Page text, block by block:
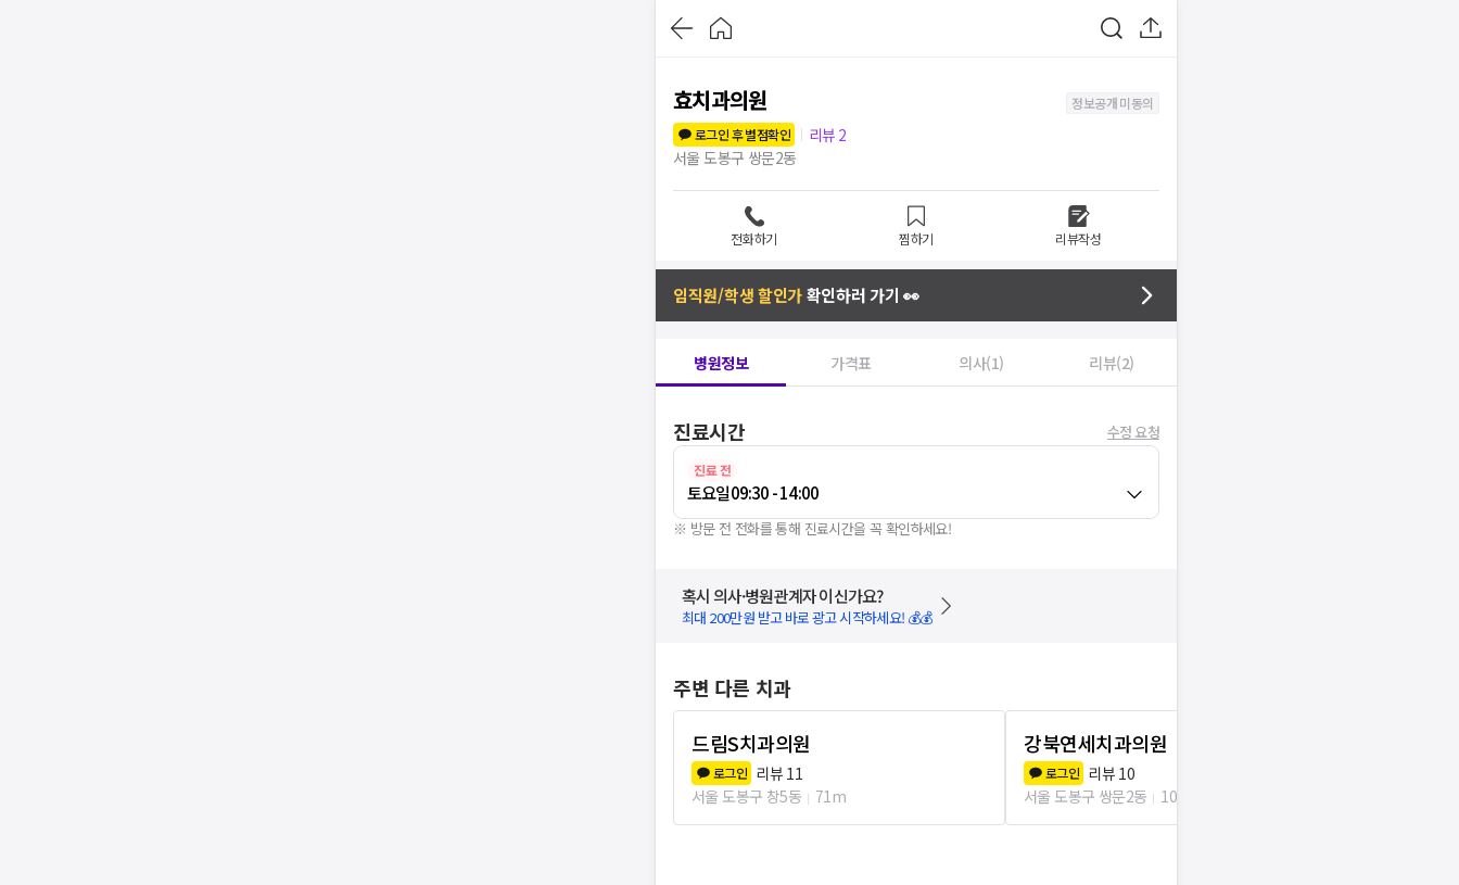
효치과의원
정보공개 미동의
로그인 후 별점확인
리뷰 2
서울 도봉구 쌍문2동
전화하기 찜하기 리뷰작성
임직원/학생 할인가확인하러 가기 👀
병원정보 가격표 의사(1) 리뷰(2)
진료시간 수정 요청
진료 전
토요일09:30 - 14:00
※ 방문 전 전화를 통해 진료시간을 꼭 확인하세요!
혹시 의사·병원관계자 이신가요?
최대 200만원 받고 바로 광고 시작하세요! 💰💰
주변 다른 치과
드림S치과의원
로그인 리뷰 11
서울 도봉구 창5동
71m
강북연세치과의원
로그인 리뷰 10
서울 도봉구 쌍문2동
106m